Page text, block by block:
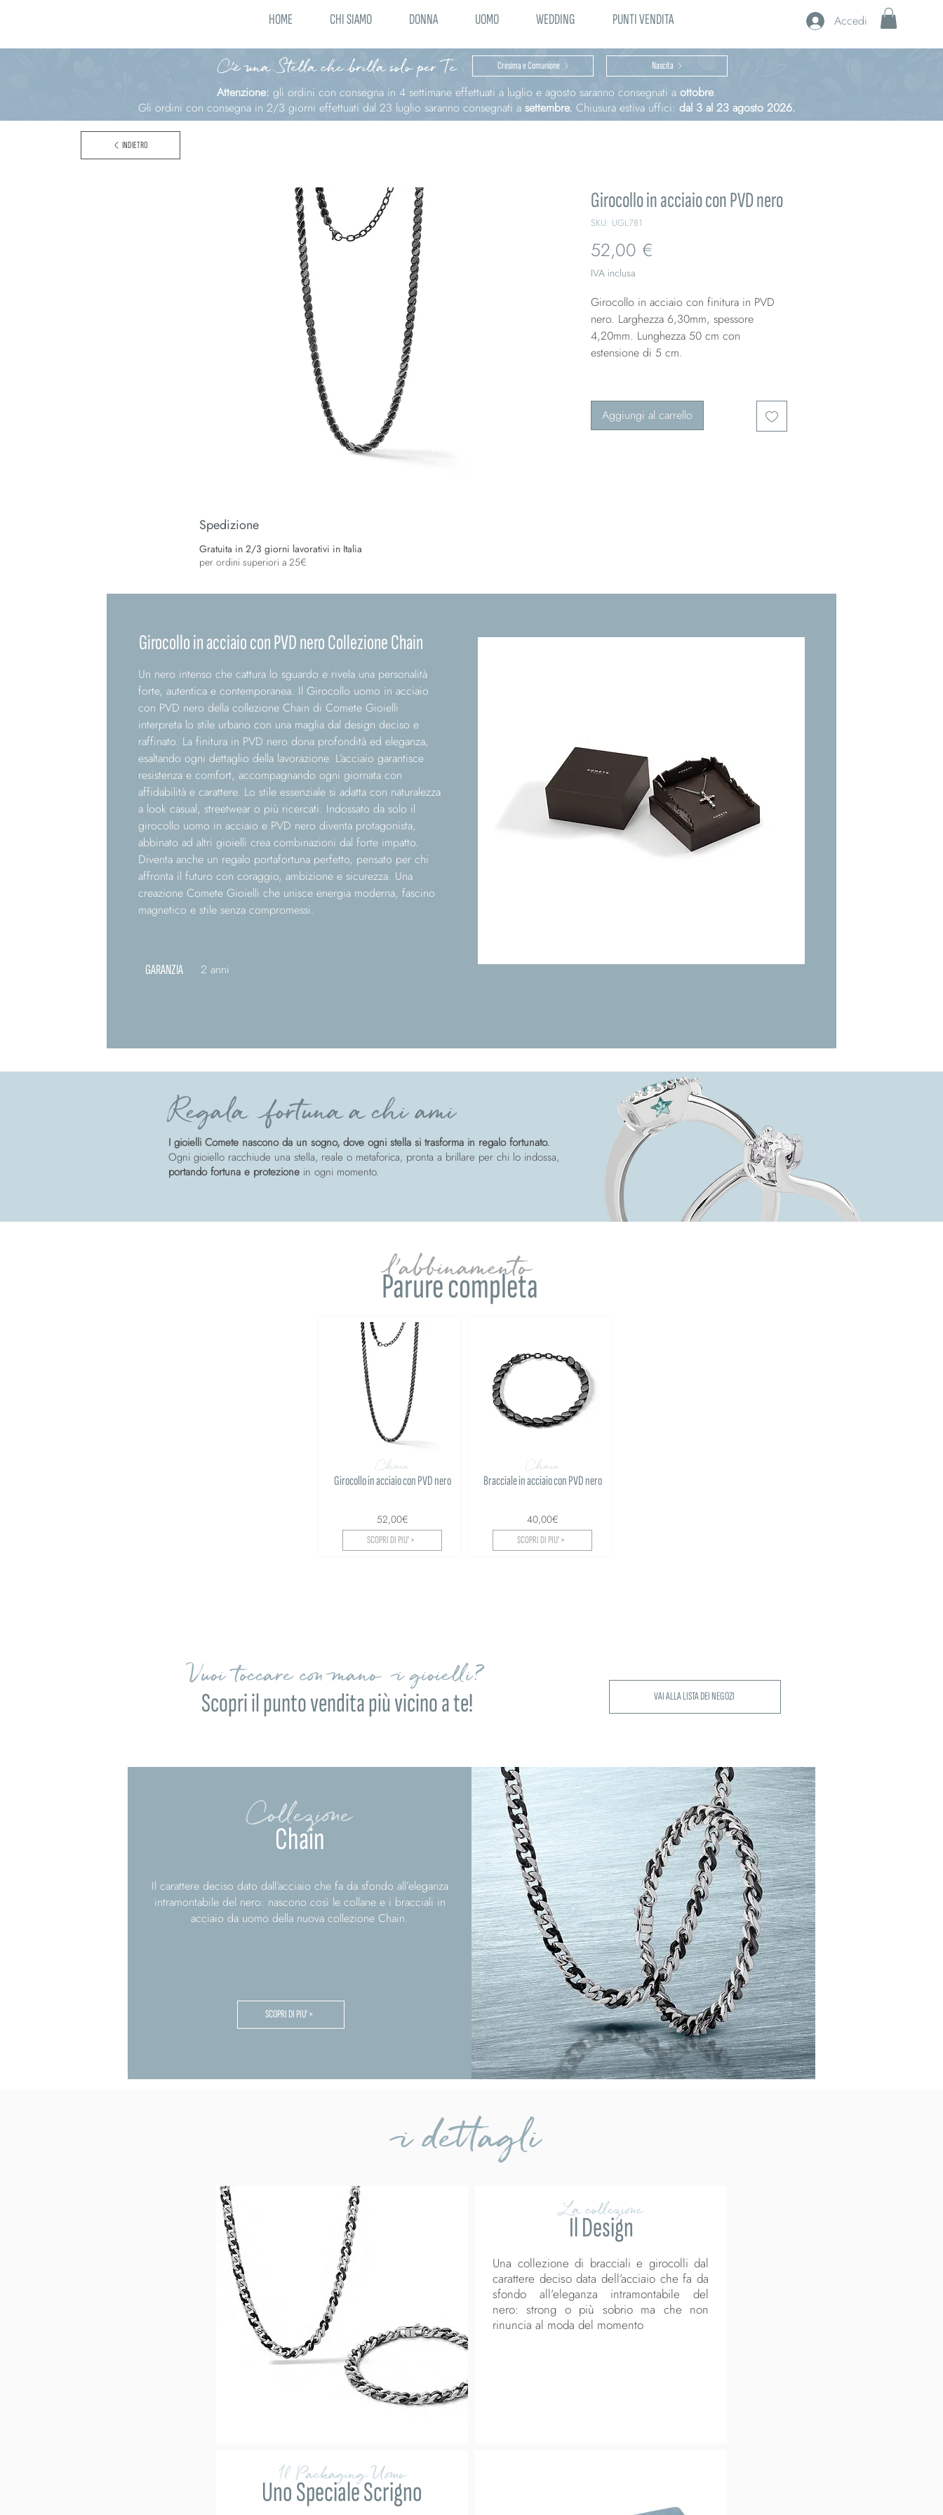
HOME CHI SIAMO DONNA UOMO WEDDING PUNTI VENDITA Accedi
C'è una Stella che brilla solo per Te Cresima e Comunione Nascita
Attenzione: gli ordini con consegna in 4 settimane effettuati a luglio e agosto saranno consegnati a ottobre.
Gli ordini con consegna in 2/3 giorni effettuati dal 23 luglio saranno consegnati a settembre. Chiusura estiva uffici: dal 3 al 23 agosto 2026.
Girocollo in acciaio con PVD nero
SKU: UGL781
52,00 €
IVA inclusa
Girocollo in acciaio con finitura in PVD
nero. Larghezza 6,30mm, spessore
4,20mm. Lunghezza 50 cm con
estensione di 5 cm.
Aggiungi al carrello
INDIETRO
Spedizione
Gratuita in 2/3 giorni lavorativi in Italia
per ordini superiori a 25€
Girocollo in acciaio con PVD nero Collezione Chain
Un nero intenso che cattura lo sguardo e rivela una personalità
forte, autentica e contemporanea. Il Girocollo uomo in acciaio
con PVD nero della collezione Chain di Comete Gioielli
interpreta lo stile urbano con una maglia dal design deciso e
raffinato. La finitura in PVD nero dona profondità ed eleganza,
esaltando ogni dettaglio della lavorazione. L’acciaio garantisce
resistenza e comfort, accompagnando ogni giornata con
affidabilità e carattere. Lo stile essenziale si adatta con naturalezza
a look casual, streetwear o più ricercati. Indossato da solo il
girocollo uomo in acciaio e PVD nero diventa protagonista,
abbinato ad altri gioielli crea combinazioni dal forte impatto.
Diventa anche un regalo portafortuna perfetto, pensato per chi
affronta il futuro con coraggio, ambizione e sicurezza. Una
creazione Comete Gioielli che unisce energia moderna, fascino
magnetico e stile senza compromessi.
GARANZIA 2 anni
Regala fortuna a chi ami
I gioielli Comete nascono da un sogno, dove ogni stella si trasforma in regalo fortunato.
Ogni gioiello racchiude una stella, reale o metaforica, pronta a brillare per chi lo indossa,
portando fortuna e protezione in ogni momento.
Parure completa
l'abbinamento
Chain
Girocollo in acciaio con PVD nero
52,00€
SCOPRI DI PIU' >
Chain
Bracciale in acciaio con PVD nero
40,00€
SCOPRI DI PIU' >
Vuoi toccare con mano i gioielli?
Scopri il punto vendita più vicino a te! VAI ALLA LISTA DEI NEGOZI
Chain
Collezione
Il carattere deciso dato dall’acciaio che fa da sfondo all’eleganza
intramontabile del nero: nascono così le collane e i bracciali in
acciaio da uomo della nuova collezione Chain.
SCOPRI DI PIU' >
i dettagli
Il Packaging Uomo
Uno Speciale Scrigno
La collezione
Il Design
Una collezione di bracciali e girocolli dal
carattere deciso data dell’acciaio che fa da
sfondo all’eleganza intramontabile del
nero: strong o più sobrio ma che non
rinuncia al moda del momento